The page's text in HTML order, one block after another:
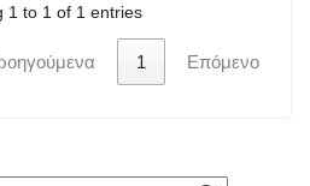
1 to 1 of 1 entries
1 Επόμενο